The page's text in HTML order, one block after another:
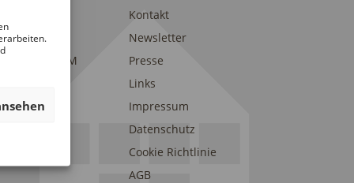
des DAM
Kontakt
Newsletter
Presse
Links
Impressum
Datenschutz
Cookie Richtlinie
AGB